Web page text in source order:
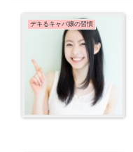
デキるキャバ嬢の習慣